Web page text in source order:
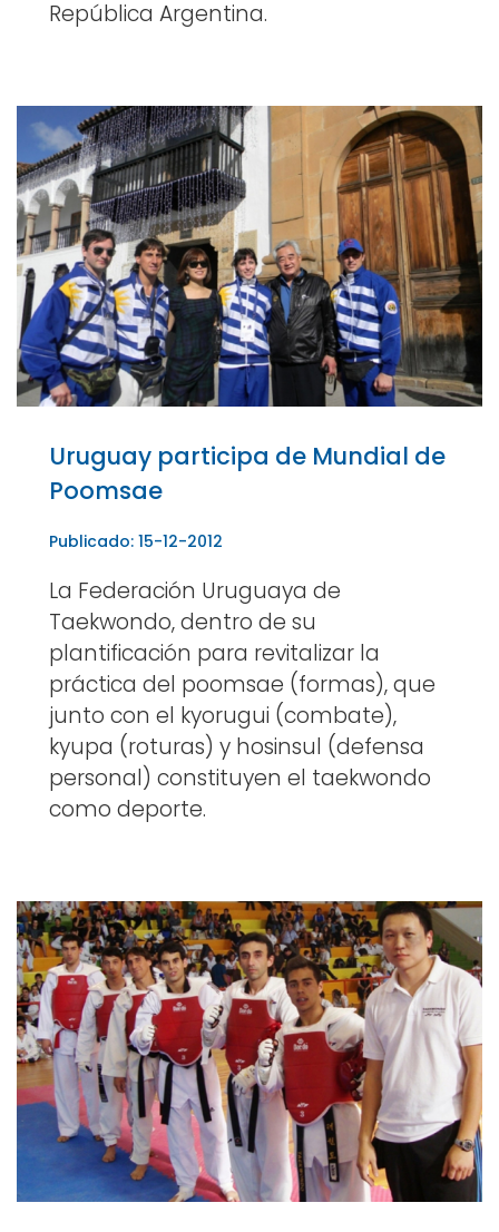
República Argentina.
Uruguay participa de Mundial de
Poomsae
Publicado: 15-12-2012
La Federación Uruguaya de
Taekwondo, dentro de su
plantificación para revitalizar la
práctica del poomsae (formas), que
junto con el kyorugui (combate),
kyupa (roturas) y hosinsul (defensa
personal) constituyen el taekwondo
como deporte.